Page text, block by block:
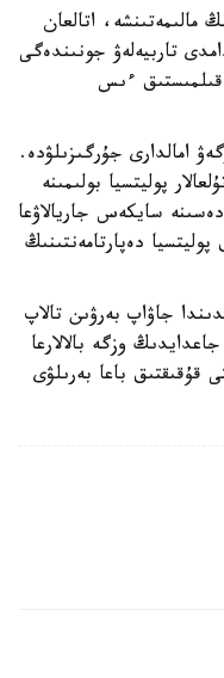
مالىمەتىنشە، اتالعان
تاربيەلەۋ جونىندەگى
قىلمىستىق ءىس
امالدارى جۇرگىزىلۋدە.
پوليتسيا بولىمىنە
سايكەس جاريالاۋعا
دەپارتامەنتىنىڭ
جاۋاپ بەرۋىن تالاپ
وزگە بالالارعا
قۇقىقتىق باعا بەرىلۋى